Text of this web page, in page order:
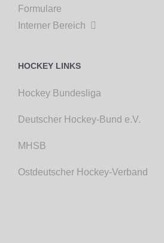
Formulare
Interner Bereich

HOCKEY LINKS
Hockey Bundesliga
Deutscher Hockey-Bund e.V.
MHSB
Ostdeutscher Hockey-Verband